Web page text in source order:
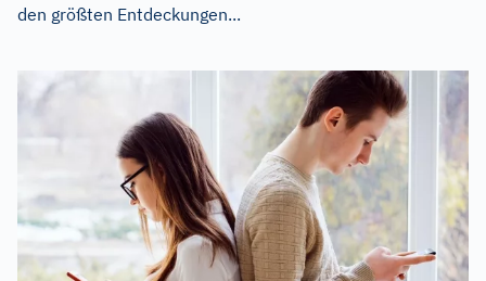
den größten Entdeckungen...